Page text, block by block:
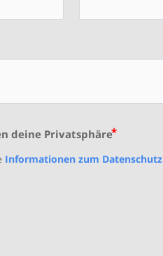
deine Privatsphäre
Informationen zum Datenschutz